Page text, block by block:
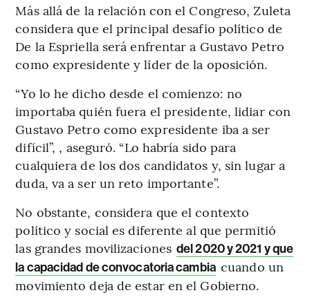
Más allá de la relación con el Congreso, Zuleta
considera que el principal desafío político de
De la Espriella será enfrentar a Gustavo Petro
como expresidente y líder de la oposición.
“Yo lo he dicho desde el comienzo: no
importaba quién fuera el presidente, lidiar con
Gustavo Petro como expresidente iba a ser
difícil”, , aseguró. “Lo habría sido para
cualquiera de los dos candidatos y, sin lugar a
duda, va a ser un reto importante”.
No obstante, considera que el contexto
político y social es diferente al que permitió
las grandes movilizaciones del 2020 y 2021 y que
la capacidad de convocatoria cambia cuando un
movimiento deja de estar en el Gobierno.